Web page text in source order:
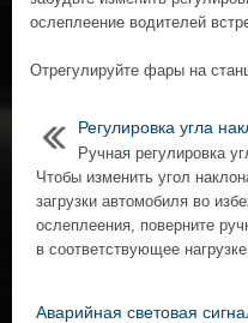
ослеплeeние водителей
Отрегулируйте фары на
Регулировка угла
Ручная регулировка
Чтобы изменить угол
загрузки автомобиля во
ослеплeeния, поверните
в сooтветствующee
Аварийная световая